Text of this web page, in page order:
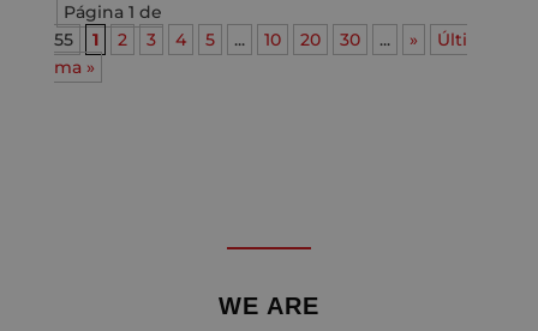
Página 1 de
55
1 2 3 4 5 ... 10 20 30 ... »
Últi
ma »
WE ARE